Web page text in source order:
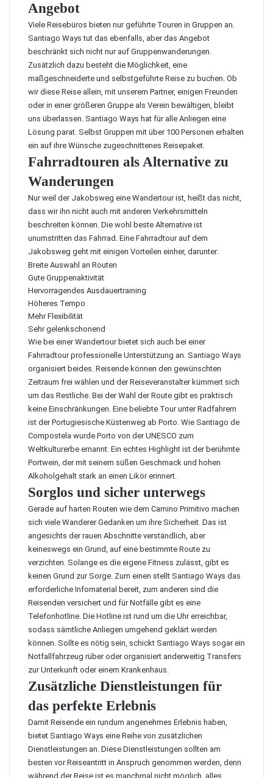
Angebot
Viele Reisebüros bieten nur geführte Touren in Gruppen an.
Santiago Ways tut das ebenfalls, aber das Angebot
beschränkt sich nicht nur auf Gruppenwanderungen.
Zusätzlich dazu besteht die Möglichkeit, eine
maßgeschneiderte und selbstgeführte Reise zu buchen. Ob
wir diese Reise allein, mit unserem Partner, einigen Freunden
oder in einer größeren Gruppe als Verein bewältigen, bleibt
uns überlassen. Santiago Ways hat für alle Anliegen eine
Lösung parat. Selbst Gruppen mit über 100 Personen erhalten
ein auf ihre Wünsche zugeschnittenes Reisepaket.
Fahrradtouren als Alternative zu
Wanderungen
Nur weil der Jakobsweg eine Wandertour ist, heißt das nicht,
dass wir ihn nicht auch mit anderen Verkehrsmitteln
beschreiten können. Die wohl beste Alternative ist
unumstritten das Fahrrad. Eine Fahrradtour auf dem
Jakobsweg geht mit einigen Vorteilen einher, darunter:
Breite Auswahl an Routen
Gute Gruppenaktivität
Hervorragendes Ausdauertraining
Höheres Tempo
Mehr Flexibilität
Sehr gelenkschonend
Wie bei einer Wandertour bietet sich auch bei einer
Fahrradtour professionelle Unterstützung an. Santiago Ways
organisiert beides. Reisende können den gewünschten
Zeitraum frei wählen und der Reiseveranstalter kümmert sich
um das Restliche. Bei der Wahl der Route gibt es praktisch
keine Einschränkungen. Eine beliebte Tour unter Radfahrern
ist derPortugiesische Küstenweg ab Porto. Wie Santiago de
Compostela wurde Porto von der UNESCO zum
Weltkulturerbe ernannt. Ein echtes Highlight ist der berühmte
Portwein, der mit seinem süßen Geschmack und hohen
Alkoholgehalt stark an einen Likör erinnert.
Sorglos und sicher unterwegs
Gerade auf harten Routen wie dem Camino Primitivo machen
sich viele Wanderer Gedanken um ihre Sicherheit. Das ist
angesichts der rauen Abschnitte verständlich, aber
keineswegs ein Grund, auf eine bestimmte Route zu
verzichten. Solange es die eigene Fitness zulässt, gibt es
keinen Grund zur Sorge. Zum einen stellt Santiago Ways das
erforderliche Infomaterial bereit, zum anderen sind die
Reisenden versichert und für Notfälle gibt es eine
Telefonhotline. Die Hotline ist rund um die Uhr erreichbar,
sodass sämtliche Anliegen umgehend geklärt werden
können. Sollte es nötig sein, schickt Santiago Ways sogar ein
Notfallfahrzeug rüber oder organisiert anderweitig Transfers
zur Unterkunft oder einem Krankenhaus.
Zusätzliche Dienstleistungen für
das perfekte Erlebnis
Damit Reisende ein rundum angenehmes Erlebnis haben,
bietet Santiago Ways eine Reihe von zusätzlichen
Dienstleistungen an. Diese Dienstleistungen sollten am
besten vor Reiseantritt in Anspruch genommen werden, denn
während der Reise ist es manchmal nicht möglich, alles